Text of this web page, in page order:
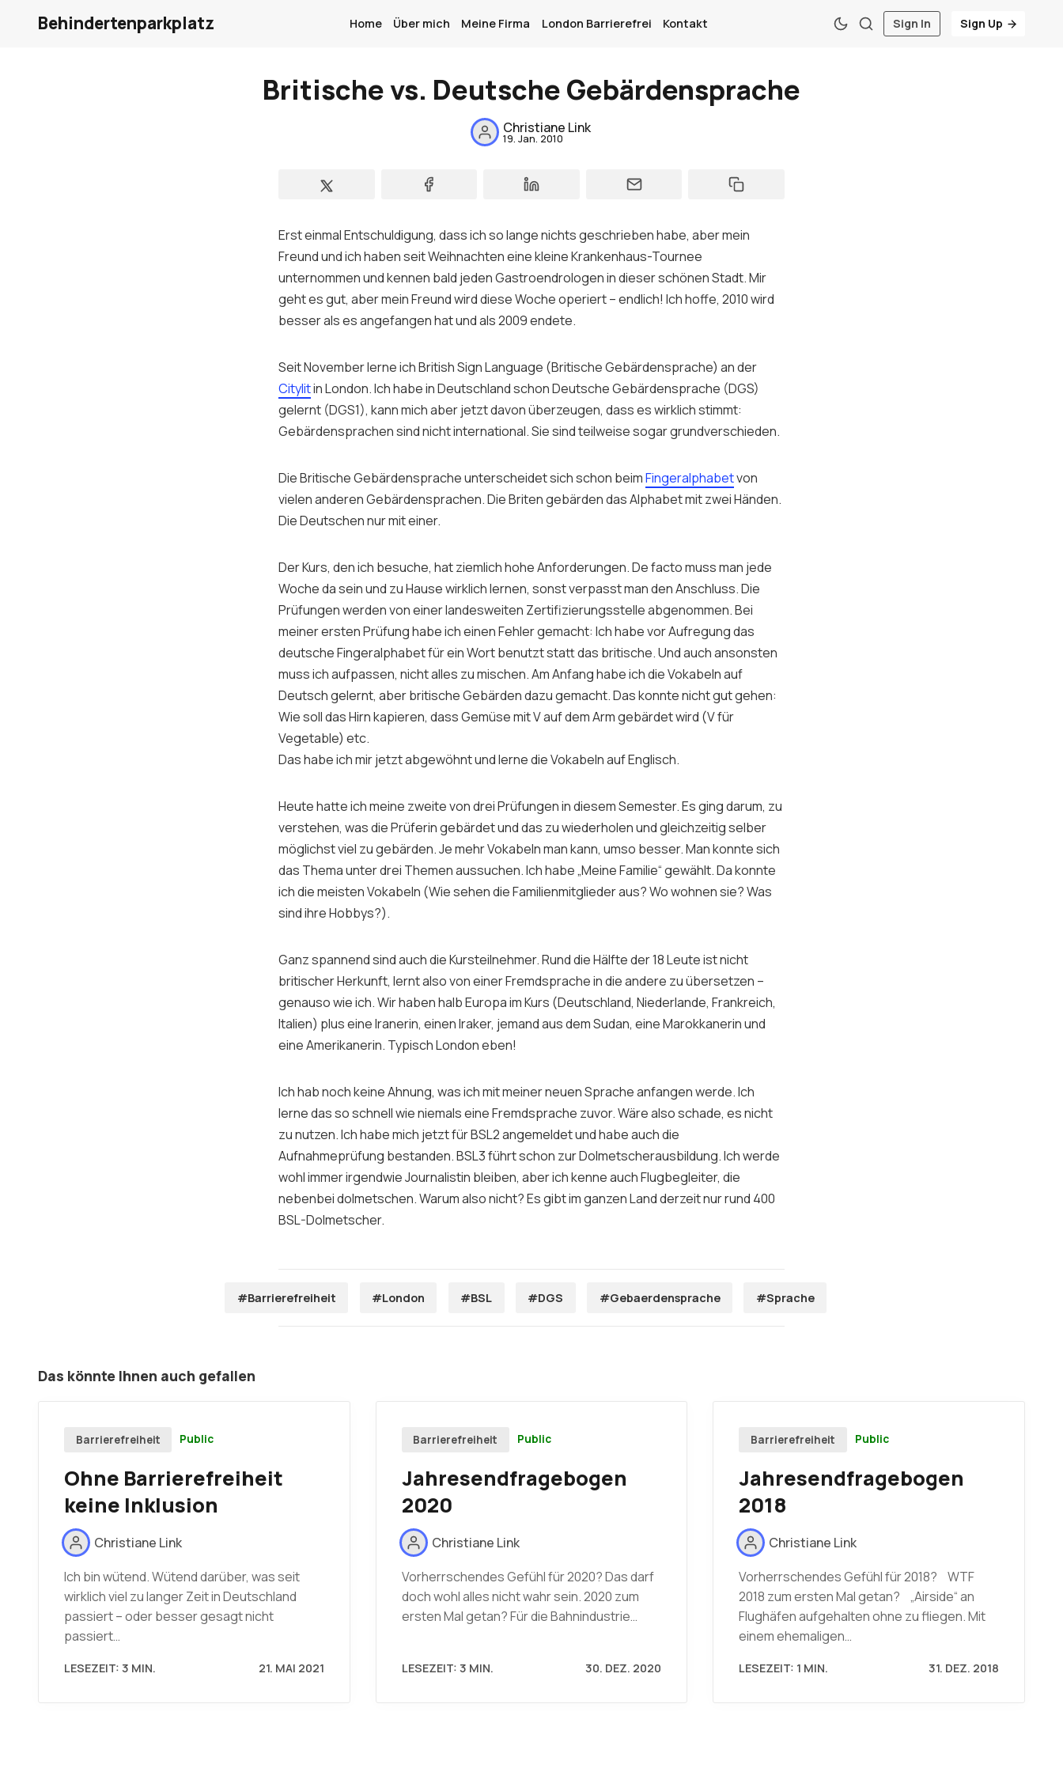
Home
Meine Firma
Kontakt
Sign up
Behindertenparkplatz Home Über mich Meine Firma London Barrierefrei Kontakt Sign In Sign Up
Britische vs. Deutsche Gebärdensprache
Christiane Link
19. Jan. 2010
Erst einmal Entschuldigung, dass ich so lange nichts geschrieben habe, aber mein
Freund und ich haben seit Weihnachten eine kleine Krankenhaus-Tournee
unternommen und kennen bald jeden Gastroendrologen in dieser schönen Stadt. Mir
geht es gut, aber mein Freund wird diese Woche operiert – endlich! Ich hoffe, 2010 wird
besser als es angefangen hat und als 2009 endete.
Seit November lerne ichBritish Sign Language (Britische Gebärdensprache) an der
Citylitin London. Ich habe in Deutschland schon Deutsche Gebärdensprache (DGS)
gelernt (DGS1), kann mich aber jetzt davon überzeugen, dass es wirklich stimmt:
Gebärdensprachen sind nicht international. Sie sind teilweise sogar grundverschieden.
Die Britische Gebärdensprache unterscheidet sich schon beimFingeralphabetvon
vielen anderen Gebärdensprachen. Die Briten gebärden das Alphabet mit zwei Händen.
Die Deutschen nur mit einer.
Der Kurs, den ich besuche, hat ziemlich hohe Anforderungen. De facto muss man jede
Woche da sein und zu Hause wirklich lernen, sonst verpasst man den Anschluss. Die
Prüfungen werden von einer landesweiten Zertifizierungsstelle abgenommen. Bei
meiner ersten Prüfung habe ich einen Fehler gemacht: Ich habe vor Aufregung das
deutsche Fingeralphabet für ein Wort benutzt statt das britische. Und auch ansonsten
muss ich aufpassen, nicht alles zu mischen. Am Anfang habe ich die Vokabeln auf
Deutsch gelernt, aber britische Gebärden dazu gemacht. Das konnte nicht gut gehen:
Wie soll das Hirn kapieren, dass Gemüse mit V auf dem Arm gebärdet wird (V für
Vegetable) etc.
Das habe ich mir jetzt abgewöhnt und lerne die Vokabeln auf Englisch.
Heute hatte ich meine zweite von drei Prüfungen in diesem Semester. Es ging darum, zu
verstehen, was die Prüferin gebärdet und das zu wiederholen und gleichzeitig selber
möglichst viel zu gebärden. Je mehr Vokabeln man kann, umso besser. Man konnte sich
das Thema unter drei Themen aussuchen. Ich habe „Meine Familie“ gewählt. Da konnte
ich die meisten Vokabeln (Wie sehen die Familienmitglieder aus? Wo wohnen sie? Was
sind ihre Hobbys?).
Ganz spannend sind auch die Kursteilnehmer. Rund die Hälfte der 18 Leute ist nicht
britischer Herkunft, lernt also von einer Fremdsprache in die andere zu übersetzen –
genauso wie ich. Wir haben halb Europa im Kurs (Deutschland, Niederlande, Frankreich,
Italien) plus eine Iranerin, einen Iraker, jemand aus dem Sudan, eine Marokkanerin und
eine Amerikanerin. Typisch London eben!
Ich hab noch keine Ahnung, was ich mit meiner neuen Sprache anfangen werde. Ich
lerne das so schnell wie niemals eine Fremdsprache zuvor. Wäre also schade, es nicht
zu nutzen. Ich habe mich jetzt für BSL2 angemeldet und habe auch die
Aufnahmeprüfung bestanden. BSL3 führt schon zur Dolmetscherausbildung. Ich werde
wohl immer irgendwie Journalistin bleiben, aber ich kenne auch Flugbegleiter, die
nebenbei dolmetschen. Warum also nicht? Es gibt im ganzen Land derzeit nur rund 400
BSL-Dolmetscher.
#Barrierefreiheit #London #BSL #DGS #Gebaerdensprache #Sprache
Das könnte Ihnen auch gefallen
Barrierefreiheit Public
Ohne Barrierefreiheit
keine Inklusion
Christiane Link
Ich bin wütend. Wütend darüber, was seit
wirklich viel zu langer Zeit in Deutschland
passiert – oder besser gesagt nicht
passiert…
LESEZEIT: 3 MIN. 21. MAI 2021
Barrierefreiheit Public
Jahresendfragebogen
2020
Christiane Link
Vorherrschendes Gefühl für 2020? Das darf
doch wohl alles nicht wahr sein. 2020 zum
ersten Mal getan? Für die Bahnindustrie…
LESEZEIT: 3 MIN. 30. DEZ. 2020
Barrierefreiheit Public
Jahresendfragebogen
2018
Christiane Link
Vorherrschendes Gefühl für 2018? WTF
2018 zum ersten Mal getan? „Airside“ an
Flughäfen aufgehalten ohne zu fliegen. Mit
einem ehemaligen…
LESEZEIT: 1 MIN. 31. DEZ. 2018